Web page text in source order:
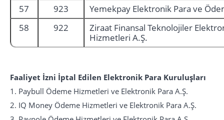
57
923
Yemekpay Elektronik Para ve
58
922
Ziraat Finansal Teknolojiler
Hizmetleri A.Ş.
Faaliyet İzni İptal Edilen Elektronik Para Kuruluşları
1. Paybull Ödeme Hizmetleri ve Elektronik Para A.Ş.
2. IQ Money Ödeme Hizmetleri ve Elektronik Para A.Ş.